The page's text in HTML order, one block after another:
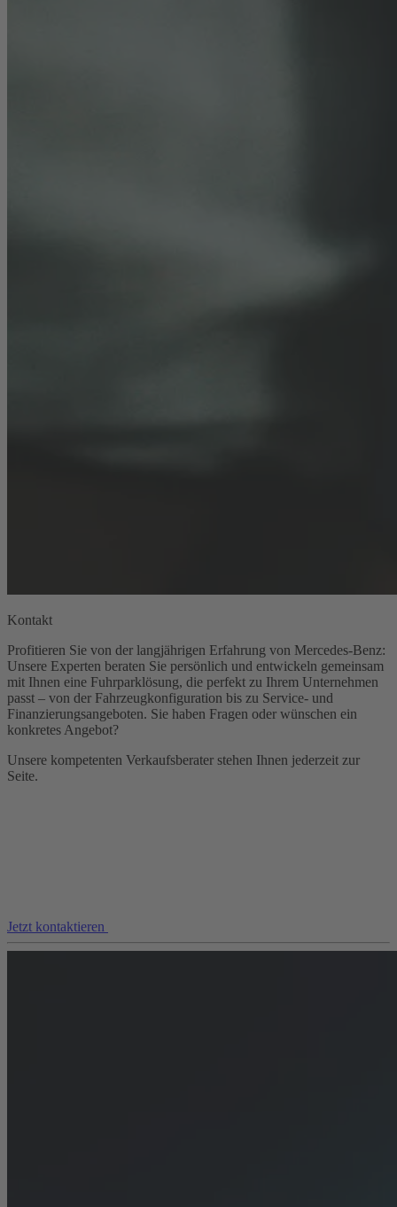
Kontakt
Profitieren Sie von der langjährigen Erfahrung von Mercedes-Benz:
Unsere Experten beraten Sie persönlich und entwickeln gemeinsam
mit Ihnen eine Fuhrparklösung, die perfekt zu Ihrem Unternehmen
passt – von der Fahrzeugkonfiguration bis zu Service- und
Finanzierungsangeboten. Sie haben Fragen oder wünschen ein
konkretes Angebot?
Unsere kompetenten Verkaufsberater stehen Ihnen jederzeit zur
Seite.
Jetzt kontaktieren